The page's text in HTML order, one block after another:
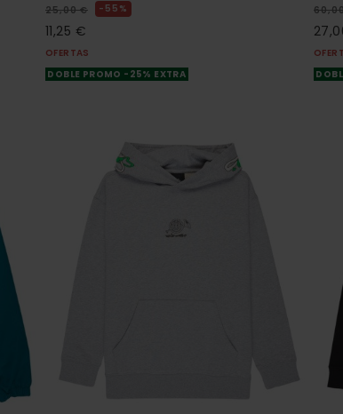
25,00 € 55%
11,25 €
OFERTAS
DOBLE PROMO -25% EXTRA